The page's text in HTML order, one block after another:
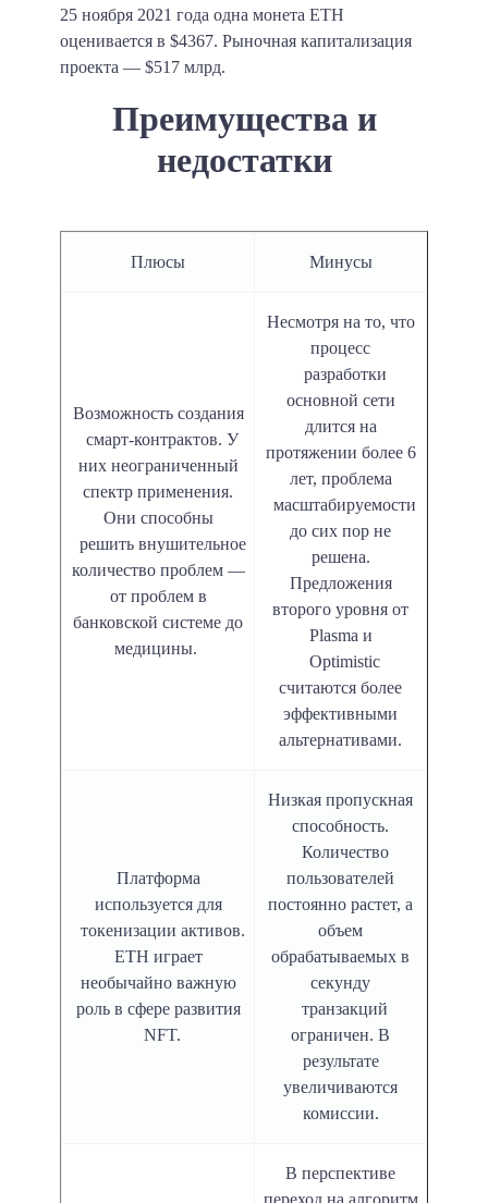
25 ноября 2021 года одна монета ETH
оценивается в $4367. Рыночная капитализация
проекта — $517 млрд.
Преимущества и
недостатки
Плюсы Минусы
Возможность создания
смарт-контрактов. У
них неограниченный
спектр применения.
Они способны
решить внушительное
количество проблем —
от проблем в
банковской системе до
медицины.
Несмотря на то, что
процесс
разработки
основной сети
длится на
протяжении более 6
лет, проблема
масштабируемости
до сих пор не
решена.
Предложения
второго уровня от
Plasma и
Optimistic
считаются более
эффективными
альтернативами.
Платформа
используется для
токенизации активов.
ETH играет
необычайно важную
роль в сфере развития
NFT.
Низкая пропускная
способность.
Количество
пользователей
постоянно растет, а
объем
обрабатываемых в
секунду
транзакций
ограничен. В
результате
увеличиваются
комиссии.
В перспективе